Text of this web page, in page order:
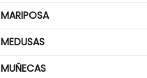
MARIPOSA
MEDUSAS
MUÑECAS